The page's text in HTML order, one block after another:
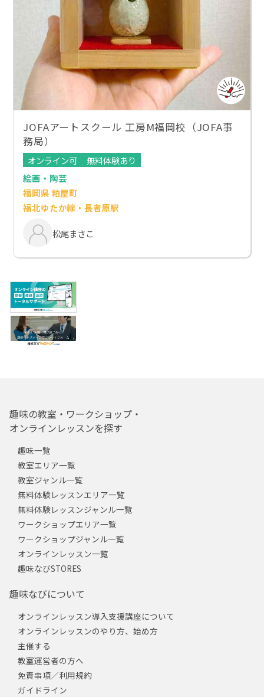
JOFAアートスクール 工房M福岡校（JOFA事
務局）
オンライン可
無料体験あり
絵画・陶芸
福岡県 粕屋町
福北ゆたか線・長者原駅
松尾まさこ
趣味の教室・ワークショップ・
オンラインレッスンを探す
趣味一覧
教室エリア一覧
教室ジャンル一覧
無料体験レッスンエリア一覧
無料体験レッスンジャンル一覧
ワークショップエリア一覧
ワークショップジャンル一覧
オンラインレッスン一覧
趣味なびSTORES
趣味なびについて
オンラインレッスン導入支援講座について
オンラインレッスンのやり方、始め方
主催する
教室運営者の方へ
免責事項／利用規約
ガイドライン